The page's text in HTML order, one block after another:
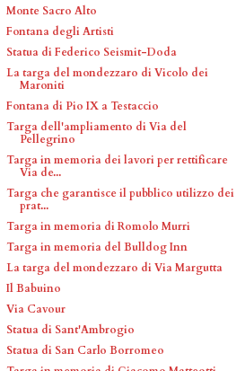
Monte Sacro Alto
Fontana degli Artisti
Statua di Federico Seismit-Doda
La targa del mondezzaro di Vicolo dei
Maroniti
Fontana di Pio IX a Testaccio
Targa dell'ampliamento di Via del
Pellegrino
Targa in memoria dei lavori per rettificare
Via de...
Targa che garantisce il pubblico utilizzo dei
prat...
Targa in memoria di Romolo Murri
Targa in memoria del Bulldog Inn
La targa del mondezzaro di Via Margutta
Il Babuino
Via Cavour
Statua di Sant'Ambrogio
Statua di San Carlo Borromeo